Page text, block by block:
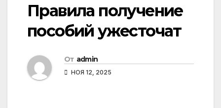
Правила получение
пособий ужесточат
От admin
НОЯ 12, 2025